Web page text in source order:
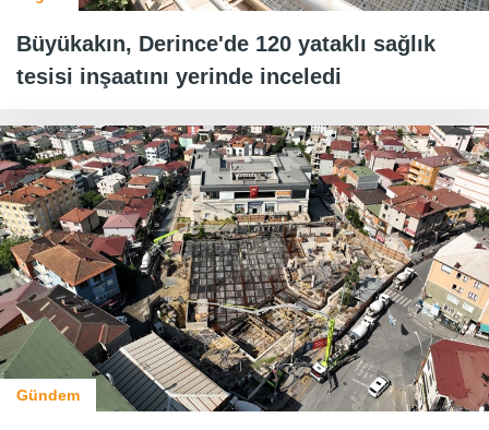
Büyükakın, Derince'de 120 yataklı sağlık
tesisi inşaatını yerinde inceledi
Gündem